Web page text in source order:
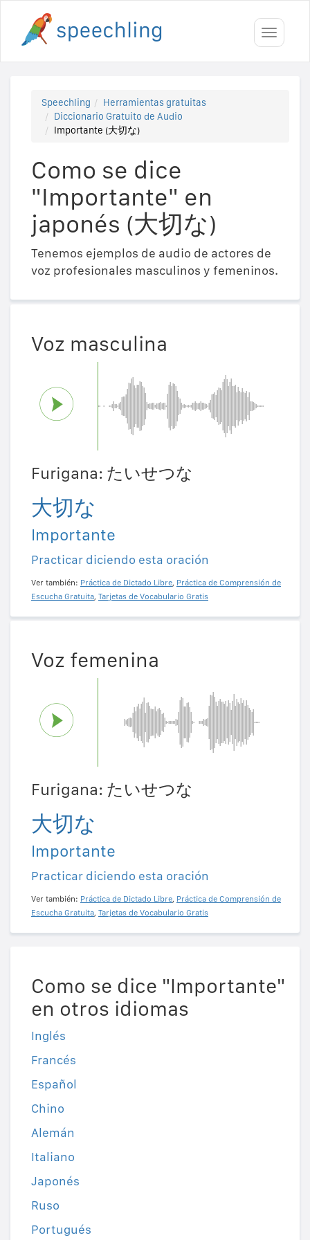
Toggle
Speechling
Herramientas gratuitas
Diccionario Gratuito de Audio
Importante (大切な)
Como se dice
"Importante" en
japonés (大切な)
Tenemos ejemplos de audio de actores de
voz profesionales masculinos y femeninos.
Voz masculina
Furigana: たいせつな
大切な
Importante
Practicar diciendo esta oración
Ver también: Práctica de Dictado Libre, Práctica de Comprensión de
Escucha Gratuita, Tarjetas de Vocabulario Gratis
Voz femenina
Furigana: たいせつな
大切な
Importante
Practicar diciendo esta oración
Ver también: Práctica de Dictado Libre, Práctica de Comprensión de
Escucha Gratuita, Tarjetas de Vocabulario Gratis
Como se dice "Importante"
en otros idiomas
Inglés
Francés
Español
Chino
Alemán
Italiano
Japonés
Ruso
Portugués